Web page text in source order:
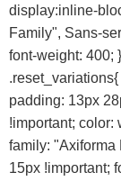
display:inline-
Family", Sans-
font-weight: 400;
padding: 13px
!important; color:
family: "Axiforma
15px !important;